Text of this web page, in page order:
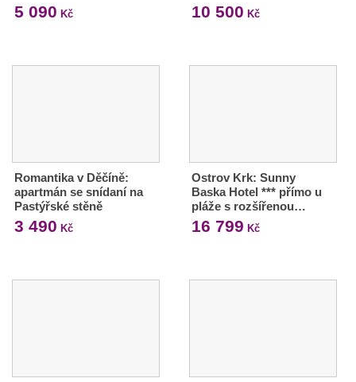
5 090 Kč 10 500 Kč
Romantika v Děčíně:
apartmán se snídaní na
Pastýřské stěně
3 490 Kč
Ostrov Krk: Sunny
Baska Hotel *** přímo u
pláže s rozšířenou…
16 799 Kč